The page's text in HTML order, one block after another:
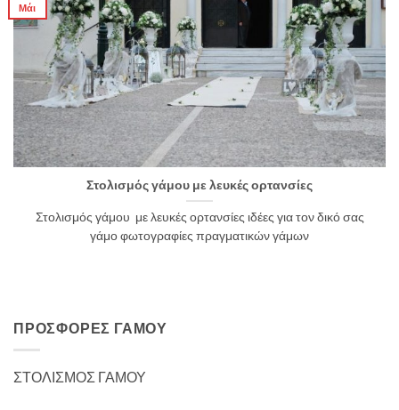
Στολισμός γάμου με λευκές ορτανσίες
Στολισμός γάμου με λευκές ορτανσίες ιδέες για τον δικό σας
γάμο φωτογραφίες πραγματικών γάμων
Μάι
ΠΡΟΣΦΟΡΈΣ ΓΆΜΟΥ
ΣΤΟΛΙΣΜΟΣ ΓΑΜΟΥ